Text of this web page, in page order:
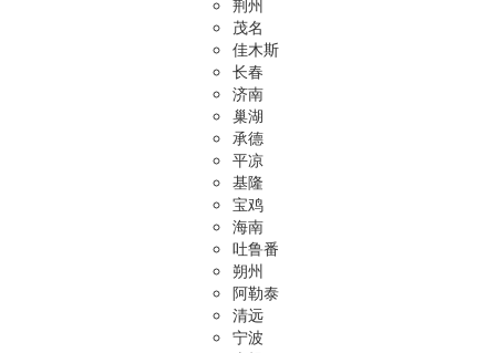
荆州
茂名
佳木斯
长春
济南
巢湖
承德
平凉
基隆
宝鸡
海南
吐鲁番
朔州
阿勒泰
清远
宁波